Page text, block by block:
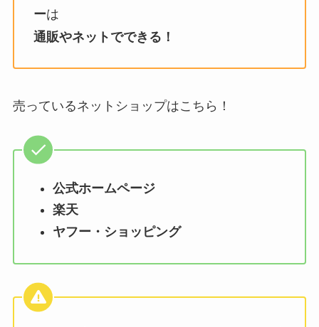
ーは
通販やネットでできる！
売っているネットショップはこちら！
公式ホームページ
楽天
ヤフー・ショッピング